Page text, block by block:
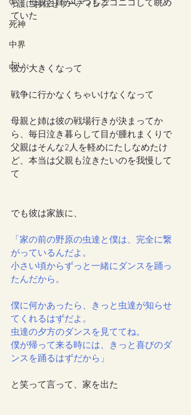
守護にお任せリーディング
死神
中界
占い
ら、母親と姉がいつもニコニコして眺め
ていた
彼が大きくなって
戦争に行かなくちゃいけなくなって
母親と姉は彼の戦場行きが決まってか
ら、毎日泣き暮らして目が腫れまくりで
父親はそんな2人を軽めにたしなめたけ
ど、本当は父親も泣きたいのを我慢して
て
でも彼は家族に、
「家の前の野原の虫達と僕は、完全に繋
がっているんだよ。
小さい頃からずっと一緒にダンスを踊っ
たんだから。
僕に何かあったら、きっと虫達が知らせ
てくれるはずだよ。
虫達の夕方のダンスを見ててね。
僕が帰って来る時には、きっと喜びのダ
ンスを踊るはずだから」
と笑って言って、家を出た